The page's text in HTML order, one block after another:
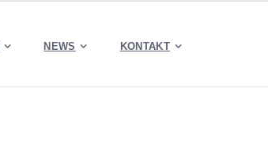
NEWS KONTAKT